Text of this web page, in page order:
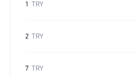
1 TRY
2 TRY
7 TRY